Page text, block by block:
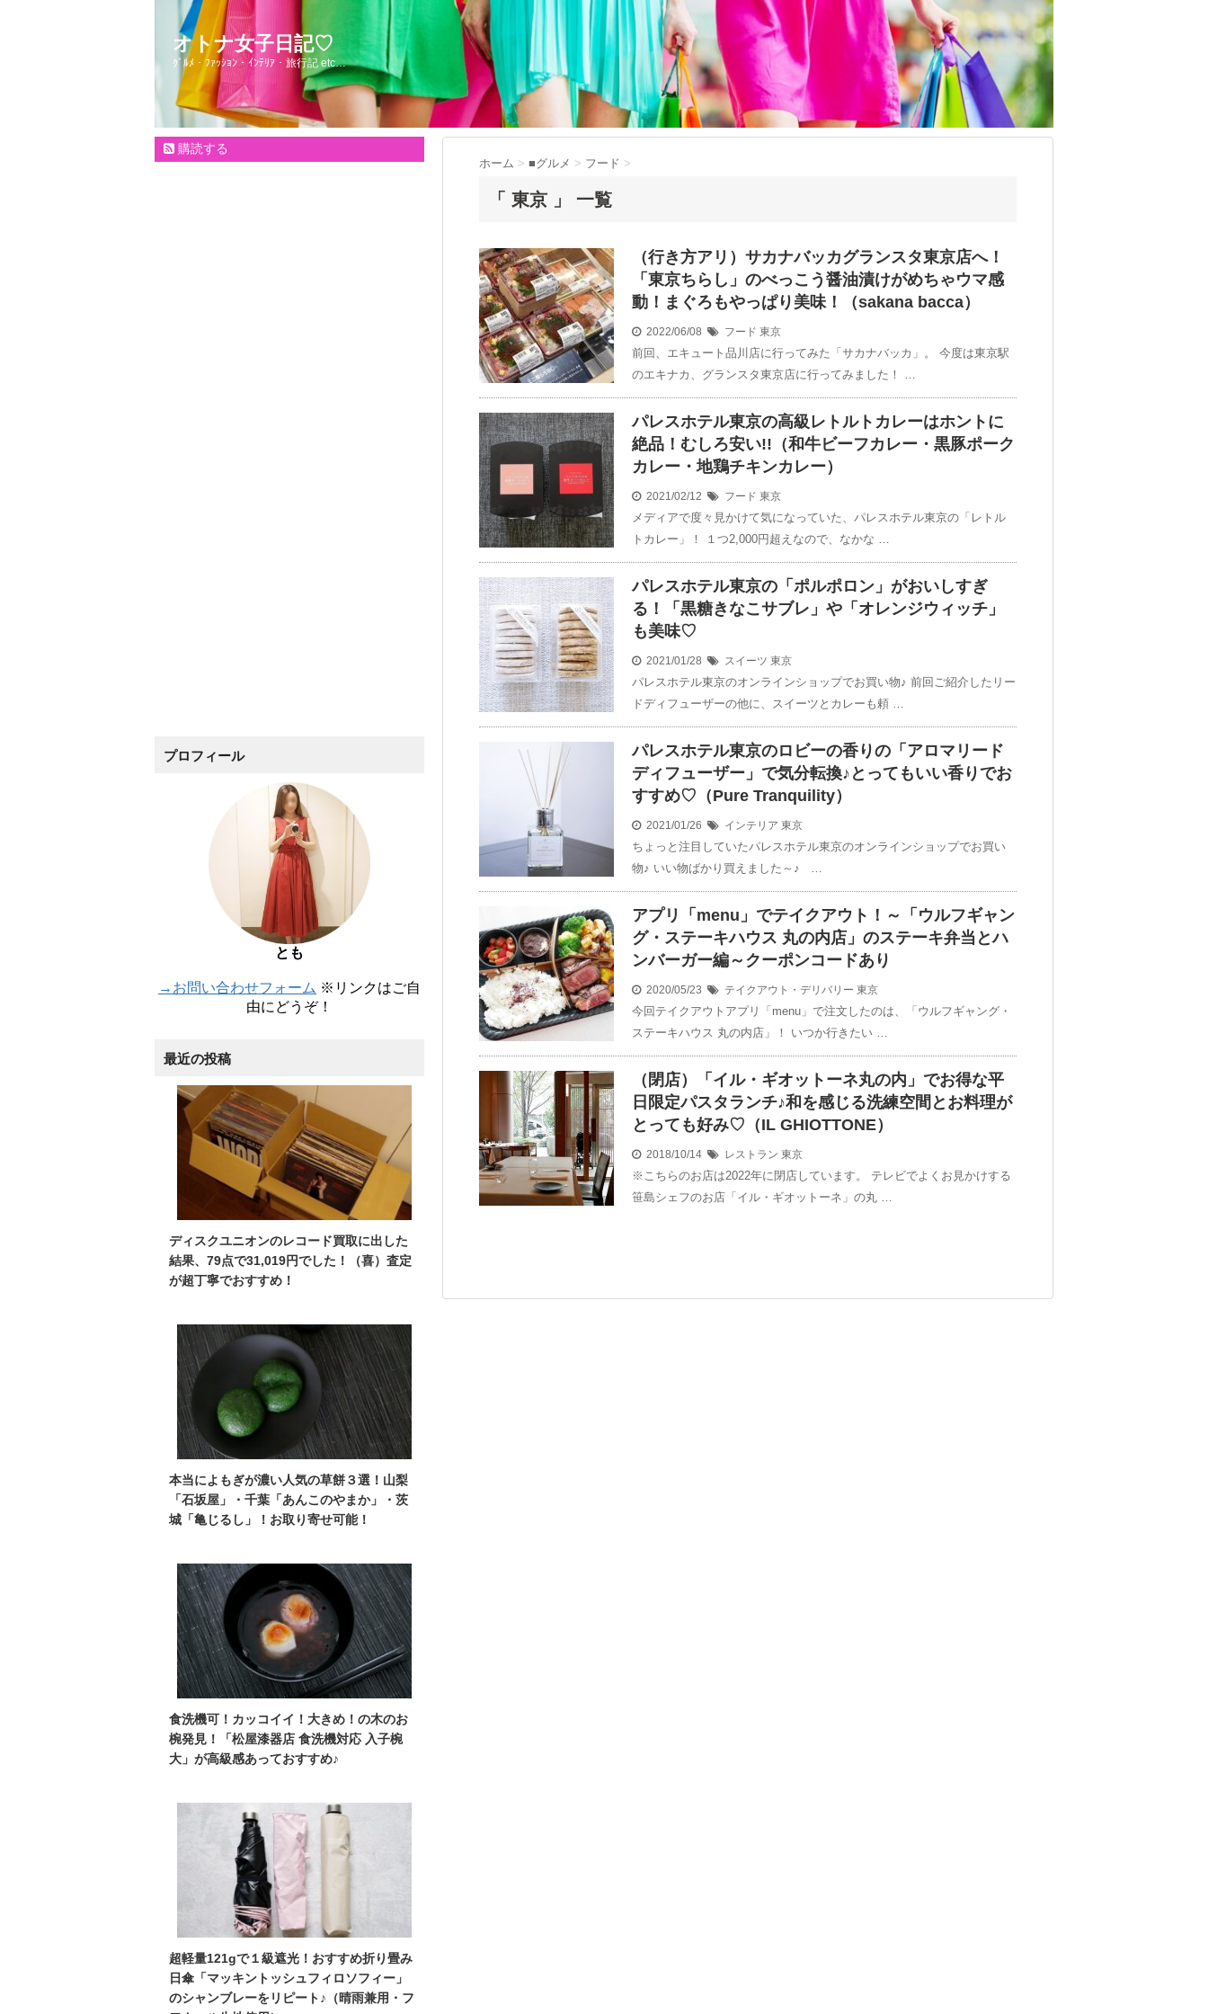
オトナ女子日記♡
ｸﾞﾙﾒ・ﾌｧｯｼｮﾝ・ｲﾝﾃﾘｱ・旅行記 etc…
ホーム > ■グルメ > フード >
「 東京 」 一覧
（行き方アリ）サカナバッカグランスタ東京店へ！
「東京ちらし」のべっこう醤油漬けがめちゃウマ感
動！まぐろもやっぱり美味！（sakana bacca）
2022/06/08 フード 東京
前回、エキュート品川店に行ってみた「サカナバッカ」。 今度は東京駅
のエキナカ、グランスタ東京店に行ってみました！ …
パレスホテル東京の高級レトルトカレーはホントに
絶品！むしろ安い!!（和牛ビーフカレー・黒豚ポーク
カレー・地鶏チキンカレー）
2021/02/12 フード 東京
メディアで度々見かけて気になっていた、パレスホテル東京の「レトル
トカレー」！ １つ2,000円超えなので、なかな …
パレスホテル東京の「ポルポロン」がおいしすぎ
る！「黒糖きなこサブレ」や「オレンジウィッチ」
も美味♡
2021/01/28 スイーツ 東京
パレスホテル東京のオンラインショップでお買い物♪ 前回ご紹介したリー
ドディフューザーの他に、スイーツとカレーも頼 …
パレスホテル東京のロビーの香りの「アロマリード
ディフューザー」で気分転換♪とってもいい香りでお
すすめ♡（Pure Tranquility）
2021/01/26 インテリア 東京
ちょっと注目していたパレスホテル東京のオンラインショップでお買い
物♪ いい物ばかり買えました～♪ …
アプリ「menu」でテイクアウト！～「ウルフギャン
グ・ステーキハウス 丸の内店」のステーキ弁当とハ
ンバーガー編～クーポンコードあり
2020/05/23 テイクアウト・デリバリー 東京
今回テイクアウトアプリ「menu」で注文したのは、「ウルフギャング・
ステーキハウス 丸の内店」！ いつか行きたい …
（閉店）「イル・ギオットーネ丸の内」でお得な平
日限定パスタランチ♪和を感じる洗練空間とお料理が
とっても好み♡（IL GHIOTTONE）
2018/10/14 レストラン 東京
※こちらのお店は2022年に閉店しています。 テレビでよくお見かけする
笹島シェフのお店「イル・ギオットーネ」の丸 …
購読する
プロフィール
とも
→お問い合わせフォーム ※リンクはご自
由にどうぞ！
最近の投稿
ディスクユニオンのレコード買取に出した
結果、79点で31,019円でした！（喜）査定
が超丁寧でおすすめ！
本当によもぎが濃い人気の草餅３選！山梨
「石坂屋」・千葉「あんこのやまか」・茨
城「亀じるし」！お取り寄せ可能！
食洗機可！カッコイイ！大きめ！の木のお
椀発見！「松屋漆器店 食洗機対応 入子椀
大」が高級感あっておすすめ♪
超軽量121gで１級遮光！おすすめ折り畳み
日傘「マッキントッシュフィロソフィー」
のシャンブレーをリピート♪（晴雨兼用・フ